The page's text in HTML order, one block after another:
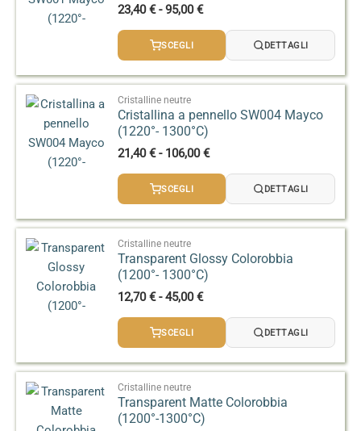
23,40€ - 95,00€Fascia
prezzo:
a
SCEGLI DETTAGLI
Cristalline neutre
Cristallina a pennello SW004 Mayco
(1220°- 1300°C)
21,40€ - 106,00€Fascia
prezzo:
a
SCEGLI DETTAGLI
Cristalline neutre
Transparent Glossy Colorobbia
(1200°- 1300°C)
12,70€ - 45,00€Fascia
prezzo:
a
SCEGLI DETTAGLI
Cristalline neutre
Transparent Matte Colorobbia
(1200°-1300°C)